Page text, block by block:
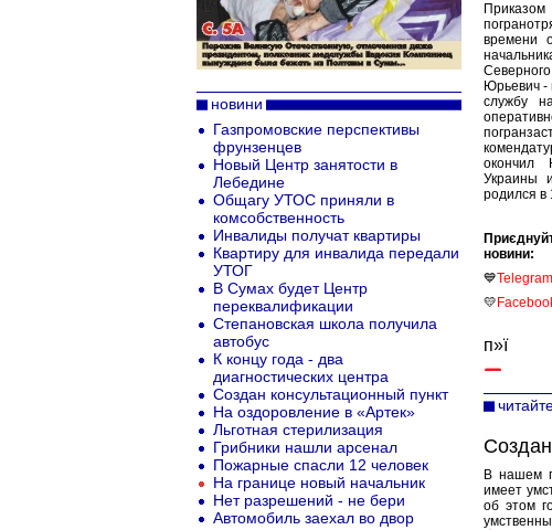
времени
Юрьевич -
службу
окончил
Украины
родился в
новини:
💙Telegram
💛
п»ї
В нашем
имеет
об этом
новини
Газпромовские перспективы
фрунзенцев
Новый Центр занятости в
Лебедине
Общагу УТОС приняли в
комсобственность
Инвалиды получат квартиры
Квартиру для инвалида передали
УТОГ
В Сумах будет Центр
переквалификации
Степановская школа получила
автобус
К концу года - два
диагностических центра
Создан консультационный пункт
На оздоровление в «Артек»
Льготная стерилизация
Грибники нашли арсенал
Пожарные спасли 12 человек
На границе новый начальник
Нет разрешений - не бери
Автомобиль заехал во двор